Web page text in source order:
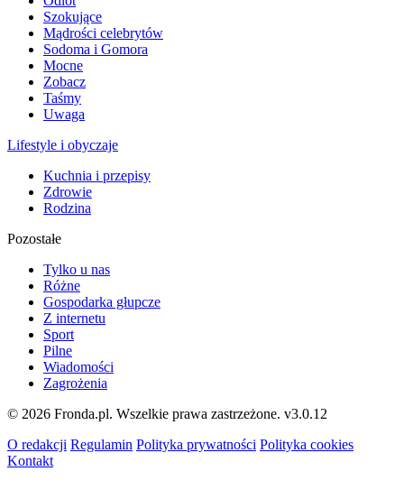
Szokujące
Mądrości celebrytów
Sodoma i Gomora
Mocne
Zobacz
Taśmy
Uwaga
Lifestyle i obyczaje
Kuchnia i przepisy
Zdrowie
Rodzina
Pozostałe
Tylko u nas
Różne
Gospodarka głupcze
Z internetu
Sport
Pilne
Wiadomości
Zagrożenia
© 2026 Fronda.pl. Wszelkie prawa zastrzeżone. v3.0.12
O redakcji Regulamin Polityka prywatności Polityka cookies
Kontakt